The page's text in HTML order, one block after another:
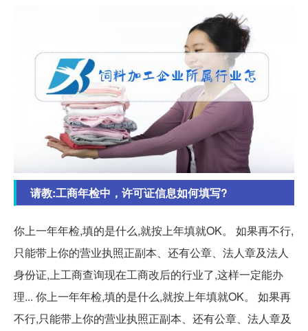
请教:工商年检中，许可证信息如何填写?
你上一年年检,填的是什么,就按上年填就OK。 如果再不行,
只能带上你的营业执照正副本、还有公章、法人章及法人
身份证,上工商查询现在工商改后的行业了,这样一定能办
理... 你上一年年检,填的是什么,就按上年填就OK。 如果再
不行,只能带上你的营业执照正副本、还有公章、法人章及